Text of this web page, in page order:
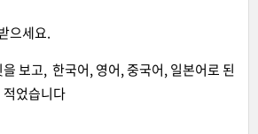
으세요.
보고, 한국어, 영어, 중국어, 일본어로 된
었습니다